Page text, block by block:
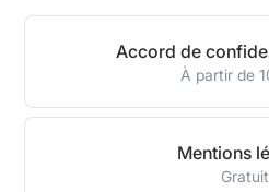
Accord de
À partir de
Mentions
Gratuit